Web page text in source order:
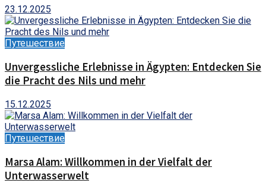
23.12.2025
Путешествие
Unvergessliche Erlebnisse in Ägypten: Entdecken Sie
die Pracht des Nils und mehr
15.12.2025
Путешествие
Marsa Alam: Willkommen in der Vielfalt der
Unterwasserwelt